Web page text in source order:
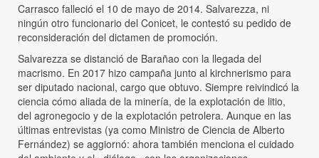
Carrasco falleció el 10 de mayo de 2014. Salvarezza, ni
ningún otro funcionario del Conicet, le contestó su pedido de
reconsideración del dictamen de promoción.
Salvarezza se distanció de Barañao con la llegada del
macrismo. En 2017 hizo campaña junto al kirchnerismo para
ser diputado nacional, cargo que obtuvo. Siempre reivindicó la
ciencia cómo aliada de la minería, de la explotación de litio,
del agronegocio y de la explotación petrolera. Aunque en las
últimas entrevistas (ya como Ministro de Ciencia de Alberto
Fernández) se aggiornó: ahora también menciona el cuidado